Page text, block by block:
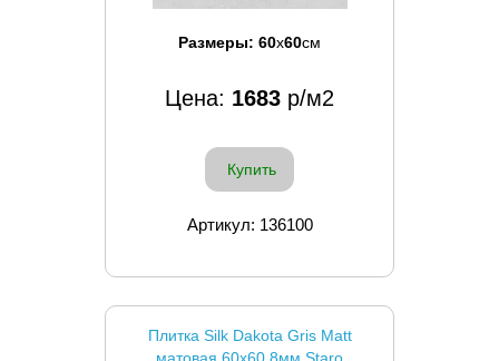
Размеры: 60x60см
Цена: 1683 р/м2
Купить
Артикул: 136100
Плитка Silk Dakota Gris Matt